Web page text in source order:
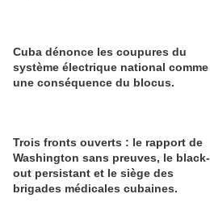
Cuba dénonce les coupures du
système électrique national comme
une conséquence du blocus.
Trois fronts ouverts : le rapport de
Washington sans preuves, le black-
out persistant et le siège des
brigades médicales cubaines.